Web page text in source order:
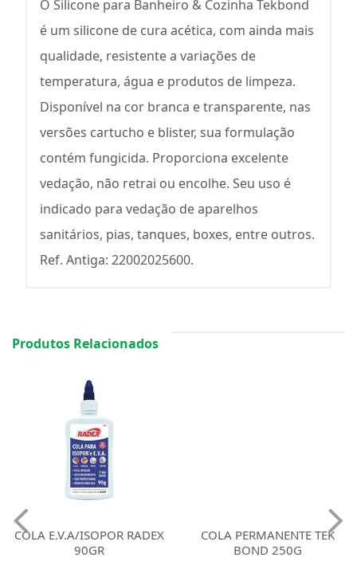
O Silicone para Banheiro & Cozinha Tekbond
é um silicone de cura acética, com ainda mais
qualidade, resistente a variações de
temperatura, água e produtos de limpeza.
Disponível na cor branca e transparente, nas
versões cartucho e blister, sua formulação
contém fungicida. Proporciona excelente
vedação, não retrai ou encolhe. Seu uso é
indicado para vedação de aparelhos
sanitários, pias, tanques, boxes, entre outros.
Ref. Antiga: 22002025600.
Produtos Relacionados
COLA E.V.A/ISOPOR RADEX
90GR
COLA PERMANENTE TEK
BOND 250G